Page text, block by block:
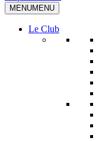
MENUMENU
Le Club